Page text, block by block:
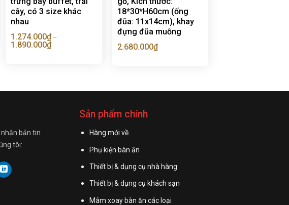
cây, có 3 size khác
nhau
1.274.000₫–
1.890.000₫
18*30*H60cm (ống
đũa: 11x14cm), khay
đựng đũa muỗng
2.680.000₫
bản tin
tôi:
Sản phẩm chính
Hàng mới về
Phụ kiện bàn ăn
Thiết bị & dụng cụ nhà hàng
Thiết bị & dụng cụ khách sạn
Mâm xoay bàn ăn các loại